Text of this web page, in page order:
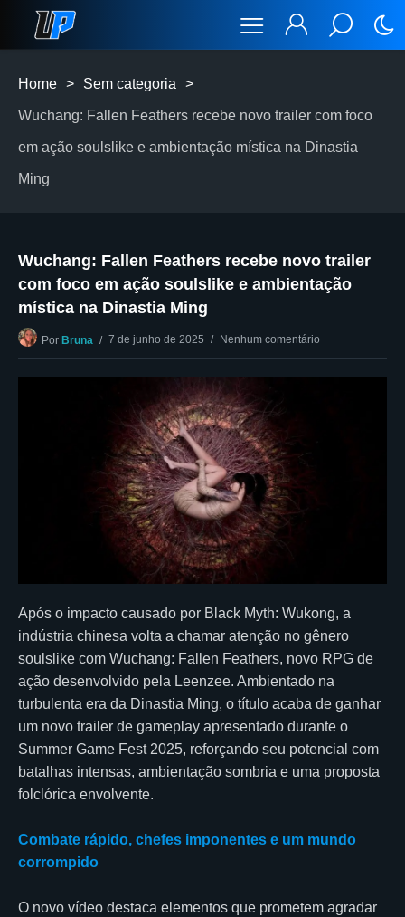
Home > Sem categoria >
Wuchang: Fallen Feathers recebe novo trailer com foco
em ação soulslike e ambientação mística na Dinastia
Ming
Wuchang: Fallen Feathers recebe novo trailer
com foco em ação soulslike e ambientação
mística na Dinastia Ming
Por Bruna 7 de junho de 2025 Nenhum comentário
Após o impacto causado por Black Myth: Wukong, a
indústria chinesa volta a chamar atenção no gênero
soulslike com Wuchang: Fallen Feathers, novo RPG de
ação desenvolvido pela Leenzee. Ambientado na
turbulenta era da Dinastia Ming, o título acaba de ganhar
um novo trailer de gameplay apresentado durante o
Summer Game Fest 2025, reforçando seu potencial com
batalhas intensas, ambientação sombria e uma proposta
folclórica envolvente.
Combate rápido, chefes imponentes e um mundo
corrompido
O novo vídeo destaca elementos que prometem agradar